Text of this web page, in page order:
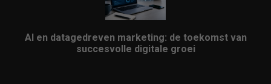
AI en datagedreven marketing: de toekomst van
succesvolle digitale groei